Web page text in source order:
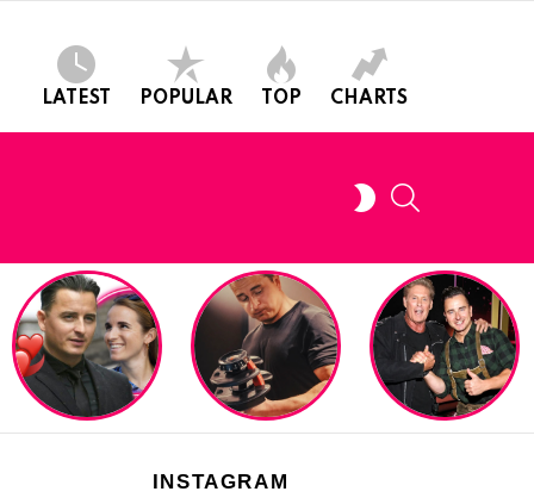
LATEST POPULAR TOP CHARTS
SWITCH
SKIN
INSTAGRAM